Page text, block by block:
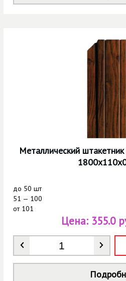
Металлический
до 50 шт
51 — 100
от101
Количество
Цена: 355.0